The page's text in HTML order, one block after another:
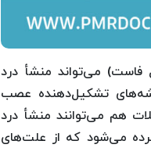
فاست) می‌تواند منشأ درد
تشکیل‌دهنده عصب
هم می‌توانند منشأ درد
می‌شود که از علت‌های